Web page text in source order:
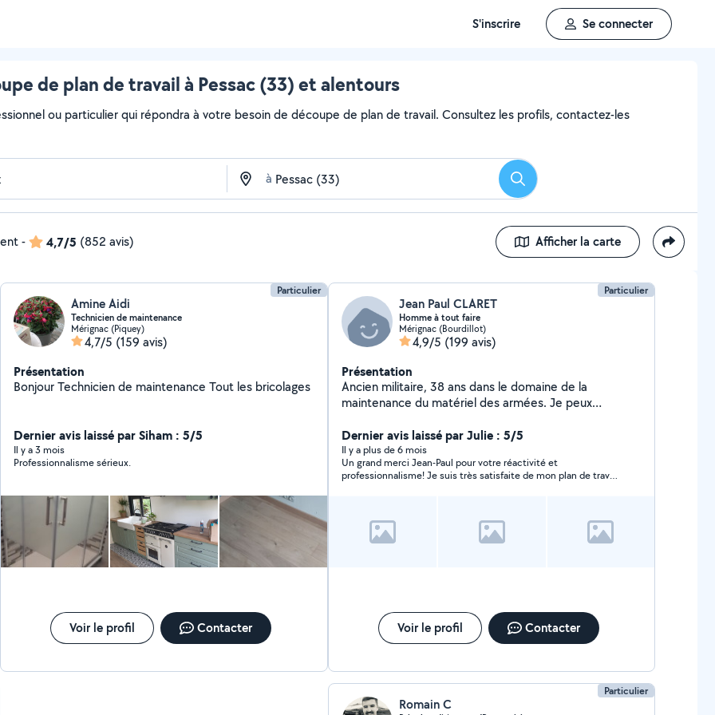
S'inscrire Se connecter
de plan de travail à Pessac (33) et alentours
ou particulier qui répondra à votre besoin de découpe de plan de travail. Consultez les profils, contactez-les
à Rechercher
- 4,7/5 (852 avis) Afficher la carte
Particulier
Amine Aidi
Technicien de maintenance
Mérignac (Piquey)
4,7/5 (159 avis)
Présentation
Bonjour Technicien de maintenance Tout les bricolages
Dernier avis laissé par Siham : 5/5
Il y a 3 mois
Professionnalisme sérieux.
Voir le profil Contacter
Particulier
Jean Paul CLARET
Homme à tout faire
Mérignac (Bourdillot)
4,9/5 (199 avis)
Présentation
Ancien militaire, 38 ans dans le domaine de la
maintenance du matériel des armées. Je peux
évacuations diverses et autres...Aide à la personne
pour les courses...
Dernier avis laissé par Julie : 5/5
Il y a plus de 6 mois
Un grand merci Jean-Paul pour votre réactivité et
professionnalisme! Je suis très satisfaite de mon plan de travail
Voir le profil Contacter
Particulier
Romain C